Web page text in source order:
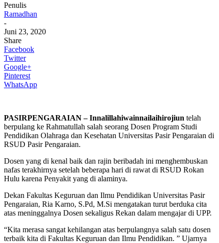
Penulis
Ramadhan
-
Juni 23, 2020
Share
Facebook
Twitter
Google+
Pinterest
WhatsApp
PASIRPENGARAIAN – Innalillahiwainnailaihirojiun telah
berpulang ke Rahmatullah salah seorang Dosen Program Studi
Pendidikan Olahraga dan Kesehatan Universitas Pasir Pengaraian di
RSUD Pasir Pengaraian.
Dosen yang di kenal baik dan rajin beribadah ini menghembuskan
nafas terakhirnya setelah beberapa hari di rawat di RSUD Rokan
Hulu karena Penyakit yang di alaminya.
Dekan Fakultas Keguruan dan Ilmu Pendidikan Universitas Pasir
Pengaraian, Ria Karno, S.Pd, M.Si mengatakan turut berduka cita
atas meninggalnya Dosen sekaligus Rekan dalam mengajar di UPP.
“Kita merasa sangat kehilangan atas berpulangnya salah satu dosen
terbaik kita di Fakultas Keguruan dan Ilmu Pendidikan. ” Ujarnya